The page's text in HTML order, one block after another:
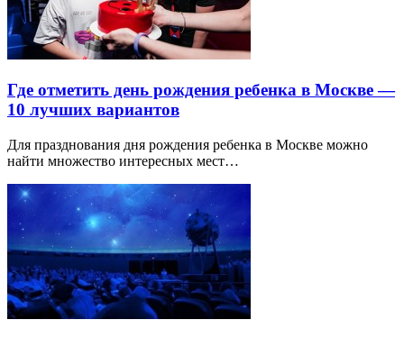
Где отметить день рождения ребенка в Москве —
10 лучших вариантов
Для празднования дня рождения ребенка в Москве можно
найти множество интересных мест…